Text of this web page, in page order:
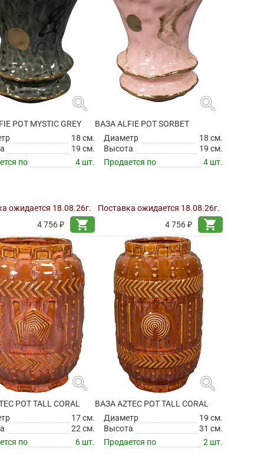
search
POT MYSTIC GREY
18 см.
19 см.
по
4 шт.
ожидается 18.08.26г.
4 756 ₽
shopping_cart
search
ВАЗА ALFIE POT SORBET
Диаметр
18 см.
Высота
19 см.
Продается по
4 шт.
Поставка ожидается 18.08.26г.
4 756 ₽
shopping_cart
search
POT TALL CORAL
17 см.
22 см.
по
6 шт.
search
ВАЗА AZTEC POT TALL CORAL
Диаметр
19 см.
Высота
31 см.
Продается по
2 шт.